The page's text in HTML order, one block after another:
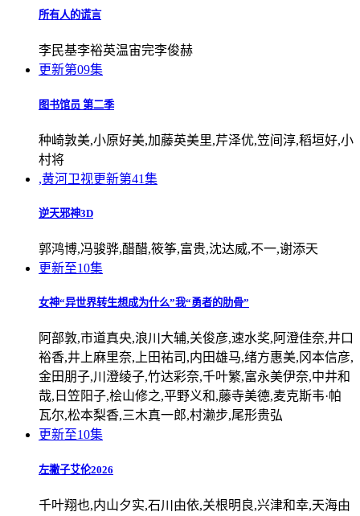
所有人的谎言
李民基李裕英温宙完李俊赫
更新第09集
图书馆员 第二季
种崎敦美,小原好美,加藤英美里,芹泽优,笠间淳,稻垣好,小
村将
,黄河卫视更新第41集
逆天邪神3D
郭鸿博,冯骏骅,醋醋,筱筝,富贵,沈达威,不一,谢添天
更新至10集
女神“异世界转生想成为什么”我“勇者的肋骨”
阿部敦,市道真央,浪川大辅,关俊彦,速水奖,阿澄佳奈,井口
裕香,井上麻里奈,上田祐司,内田雄马,绪方惠美,冈本信彦,
金田朋子,川澄绫子,竹达彩奈,千叶繁,富永美伊奈,中井和
哉,日笠阳子,桧山修之,平野义和,藤寺美德,麦克斯韦·帕
瓦尔,松本梨香,三木真一郎,村濑步,尾形贵弘
更新至10集
左撇子艾伦2026
千叶翔也,内山夕实,石川由依,关根明良,兴津和幸,天海由